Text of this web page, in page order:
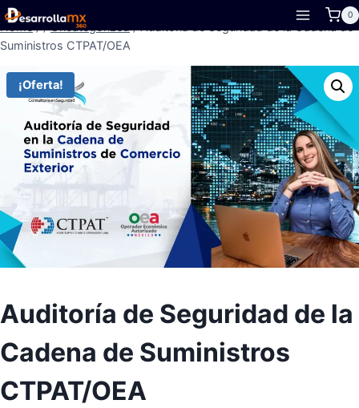
Skip
to
content
0
Home / / Uncategorized
Auditoría de Seguridad de la Cadena de
Suministros CTPAT/OEA
¡Oferta!
Auditoría de Seguridad de la
Cadena de Suministros
CTPAT/OEA